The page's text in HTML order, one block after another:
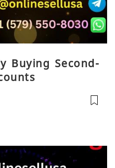
Buying Second-